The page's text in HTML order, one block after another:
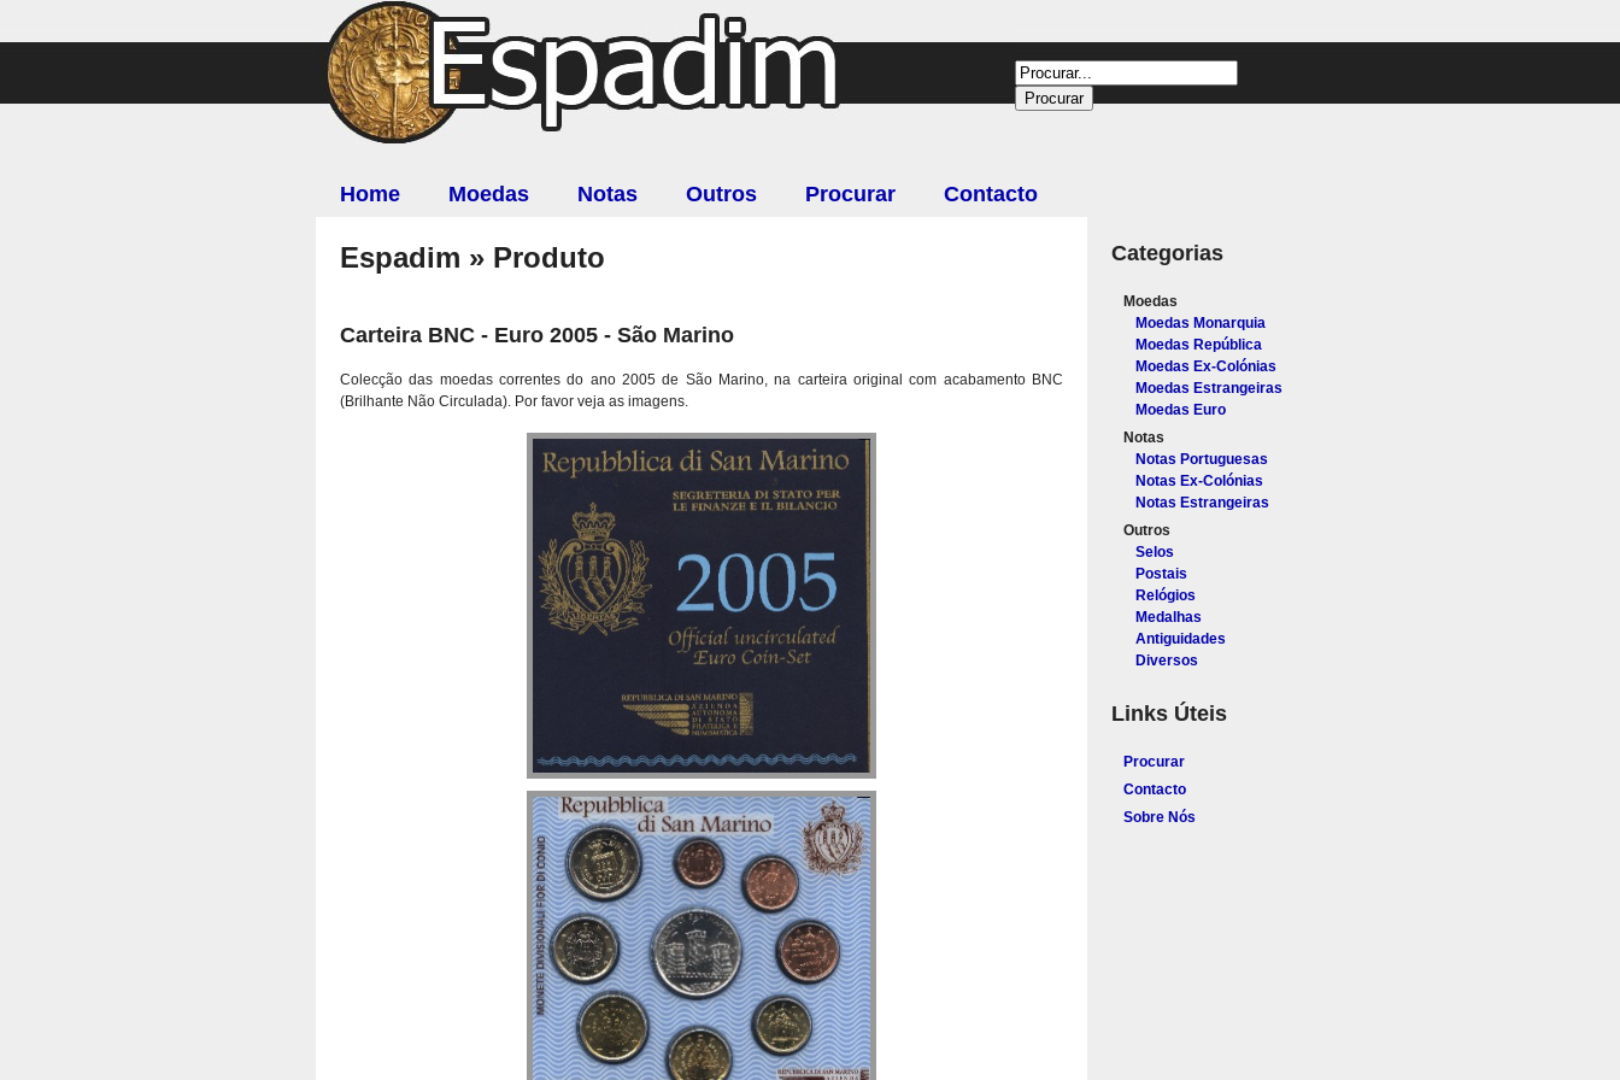
Home Moedas Notas Outros Procurar Contacto
Espadim » Produto
Carteira BNC - Euro 2005 - São Marino
Colecção das moedas correntes do ano 2005 de São Marino, na carteira original com acabamento BNC
(Brilhante Não Circulada). Por favor veja as imagens.
Categorias
Moedas
Moedas Monarquia
Moedas República
Moedas Ex-Colónias
Moedas Estrangeiras
Moedas Euro
Notas
Notas Portuguesas
Notas Ex-Colónias
Notas Estrangeiras
Outros
Selos
Postais
Relógios
Medalhas
Antiguidades
Diversos
Links Úteis
Procurar
Contacto
Sobre Nós